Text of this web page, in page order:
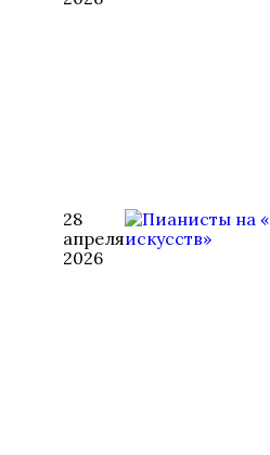
28
апреля
2026